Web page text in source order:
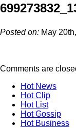
Posted on: May
Comments are
HotNews
HotClip
HotList
HotGossip
HotBusiness